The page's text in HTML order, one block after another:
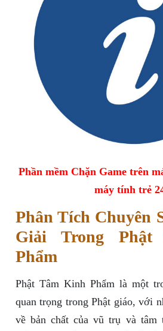
Phần mềm Chặn Game trên
máy tính trẻ
Phân Tích Chuyên
Giải Trong
Phẩm
Phật Tâm Kinh Phẩm là một
quan trọng trong Phật giáo, với
về bản chất của vũ trụ và